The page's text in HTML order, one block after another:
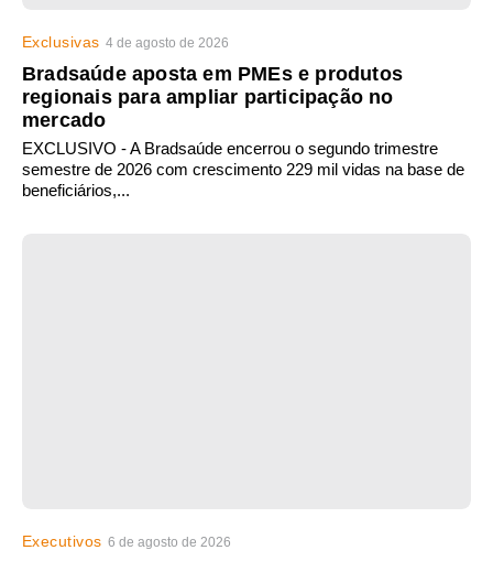
Exclusivas 4 de agosto de 2026
Bradsaúde aposta em PMEs e produtos
regionais para ampliar participação no
mercado
EXCLUSIVO - A Bradsaúde encerrou o segundo trimestre
semestre de 2026 com crescimento 229 mil vidas na base de
beneficiários,...
Executivos 6 de agosto de 2026